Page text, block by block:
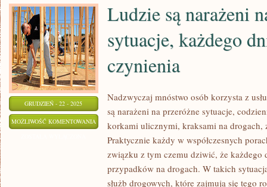
BIEŻĄCO
KUPOWAĆ
GRUDZIEŃ - 22 - 2025
MOŻLIWOŚĆ KOMENTOWANIA
NARAŻENI
RÓŻNE
Ludzie są narażeni
sytuacje, każdego
czynienia
Nadzwyczaj mnóstwo osób korzysta z
są narażeni na przeróżne sytuacje,
korkami ulicznymi, kraksami na
Praktycznie każdy w współczesnych
związku z tym czemu dziwić, że każdego
przypadków na drogach. W takich
służb drogowych, które zajmują się tego